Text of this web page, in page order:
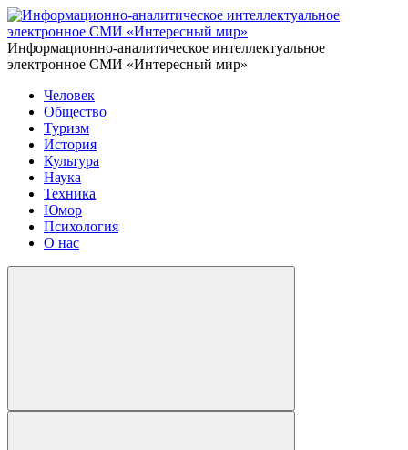
Информационно-аналитическое интеллектуальное
электронное СМИ «Интересный мир»
Человек
Общество
Туризм
История
Культура
Наука
Техника
Юмор
Психология
О нас